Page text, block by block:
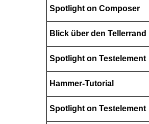
Spotlight on Composer
Blick über den Tellerrand
Spotlight on Testelement
Hammer-Tutorial
Spotlight on Testelement